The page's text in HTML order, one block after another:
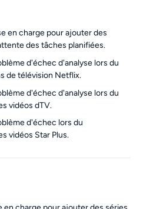
en charge pour ajouter des
des tâches planifiées.
d'échec d'analyse lors du
de télévision Netflix.
d'échec d'analyse lors du
vidéos dTV.
d'échec lors du
vidéos Star Plus.